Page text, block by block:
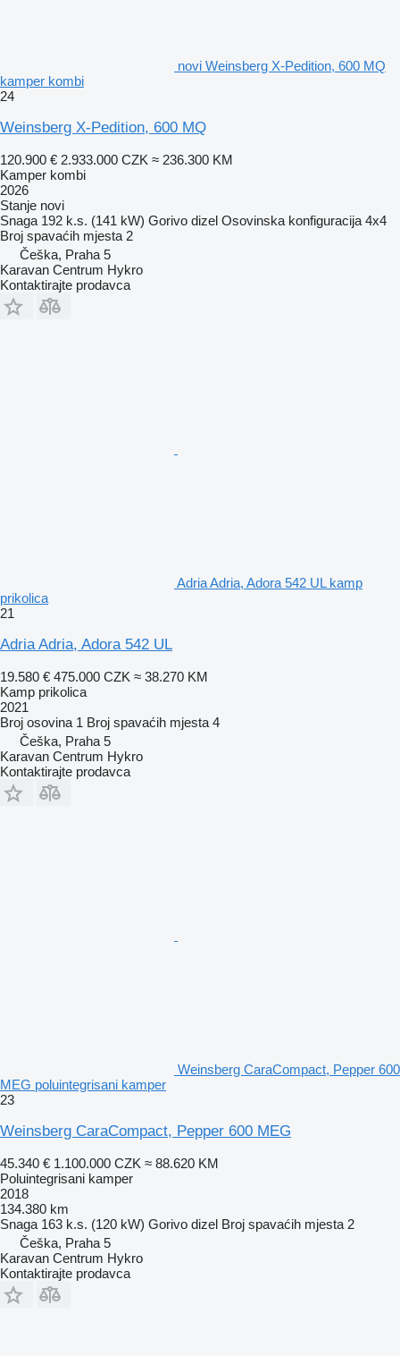
novi Weinsberg X-Pedition, 600 MQ
kamper kombi
24
Weinsberg X-Pedition, 600 MQ
120.900 € 2.933.000 CZK ≈ 236.300 KM
Kamper kombi
2026
Stanje novi
Snaga 192 k.s. (141 kW) Gorivo dizel Osovinska konfiguracija 4x4
Broj spavaćih mjesta 2
Češka, Praha 5
Karavan Centrum Hykro
Kontaktirajte prodavca
Adria Adria, Adora 542 UL kamp
prikolica
21
Adria Adria, Adora 542 UL
19.580 € 475.000 CZK ≈ 38.270 KM
Kamp prikolica
2021
Broj osovina 1 Broj spavaćih mjesta 4
Češka, Praha 5
Karavan Centrum Hykro
Kontaktirajte prodavca
Weinsberg CaraCompact, Pepper 600
MEG poluintegrisani kamper
23
Weinsberg CaraCompact, Pepper 600 MEG
45.340 € 1.100.000 CZK ≈ 88.620 KM
Poluintegrisani kamper
2018
134.380 km
Snaga 163 k.s. (120 kW) Gorivo dizel Broj spavaćih mjesta 2
Češka, Praha 5
Karavan Centrum Hykro
Kontaktirajte prodavca